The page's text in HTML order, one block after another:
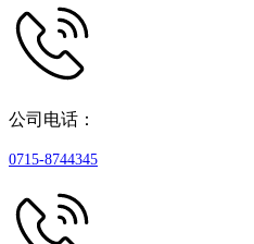
公司电话：
0715-8744345